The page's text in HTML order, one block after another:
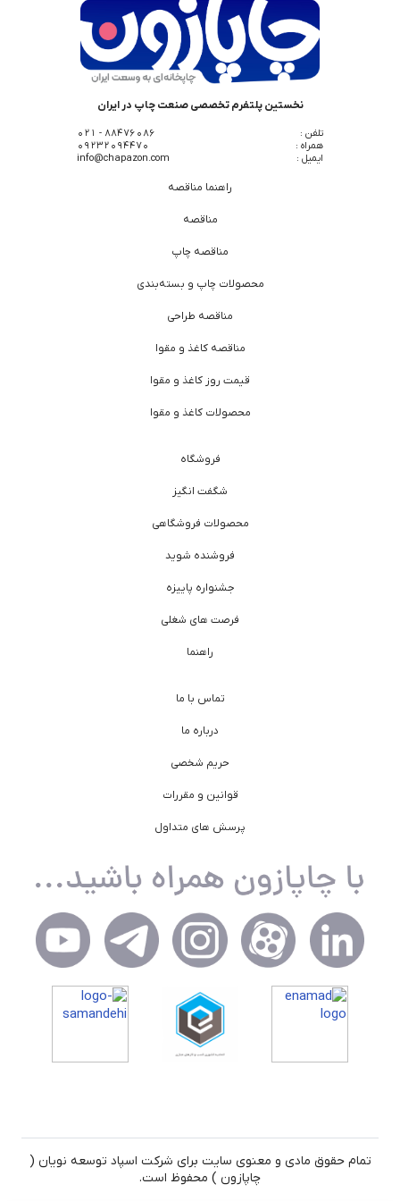
نخستین پلتفرم تخصصی صنعت چاپ در ایران
تلفن :
88476086 - 021
همراه :
09232094470
ایمیل :
info@chapazon.com
راهنما مناقصه
مناقصه
مناقصه چاپ
محصولات چاپ و بسته‌بندی
مناقصه طراحی
مناقصه کاغذ و مقوا
قیمت روز کاغذ و مقوا
محصولات کاغذ و مقوا
فروشگاه
شگفت انگیز
محصولات فروشگاهی
فروشنده شوید
جشنواره پاییزه
فرصت های شغلی
راهنما
تماس با ما
درباره ما
حریم شخصی
قوانین و مقررات
پرسش های متداول
تمام حقوق مادی و معنوی سایت برای شرکت اسپاد توسعه نویان (
چاپازون ) محفوظ است.